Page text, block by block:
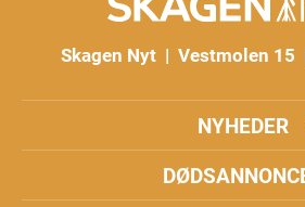
Skagen Nyt | Vestmolen 15
NYHEDER